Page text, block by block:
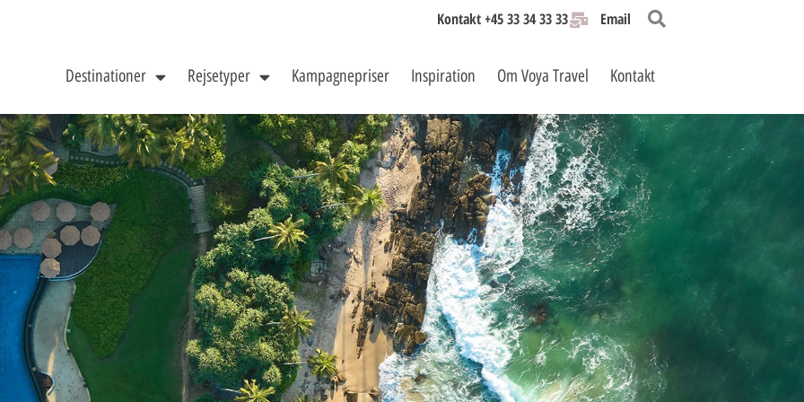
Kontakt +45 33 34 33 33 Email
Destinationer Rejsetyper Kampagnepriser Inspiration Om Voya Travel Kontakt